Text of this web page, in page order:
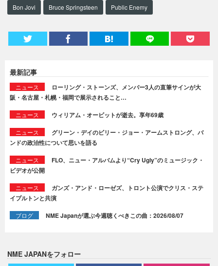
Bon Jovi Bruce Springsteen Public Enemy
最新記事
ニュース
ローリング・ストーンズ、メンバー3人の直筆サインが大
阪・名古屋・札幌・福岡で展示されること…
ニュース ウィリアム・オービットが逝去。享年69歳
ニュース
グリーン・デイのビリー・ジョー・アームストロング、バ
ンドの政治性について思いを語る
ニュース
FLO、ニュー・アルバムより“Cry Ugly”のミュージック・
ビデオが公開
ニュース
ガンズ・アンド・ローゼズ、トロント公演でクリス・ステ
イプルトンと共演
ブログ NME Japanが選ぶ今週聴くべきこの曲：2026/08/07
NME JAPANをフォロー